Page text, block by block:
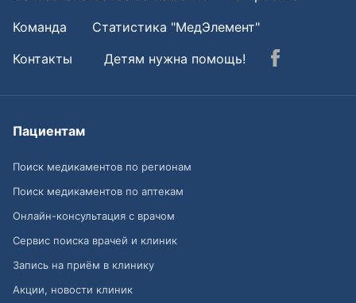
Команда
Статистика "МедЭлемент"
Контакты
Детям нужна помощь!
Пациентам
Поиск медикаментов по регионам
Поиск медикаментов по аптекам
Онлайн-консультация с врачом
Сервис поиска врачей и клиник
Запись на приём в клинику
Акции, новости клиник